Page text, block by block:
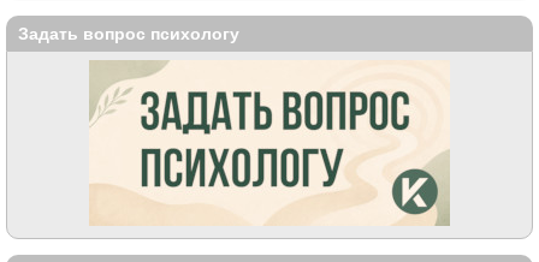
Задать вопрос психологу